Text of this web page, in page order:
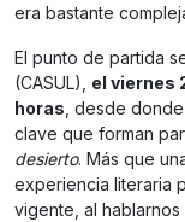
era bastante
El punto de partida
(CASUL), el viernes
horas, desde
clave que forman
desierto. Más que
experiencia literaria
vigente, al